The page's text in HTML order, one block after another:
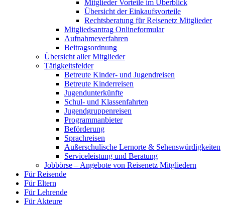
Mitglieder Vorteile im Überblick
Übersicht der Einkaufsvorteile
Rechtsberatung für Reisenetz Mitglieder
Mitgliedsantrag Onlineformular
Aufnahmeverfahren
Beitragsordnung
Übersicht aller Mitglieder
Tätigkeitsfelder
Betreute Kinder- und Jugendreisen
Betreute Kinderreisen
Jugendunterkünfte
Schul- und Klassenfahrten
Jugendgruppenreisen
Programmanbieter
Beförderung
Sprachreisen
Außerschulische Lernorte & Sehenswürdigkeiten
Serviceleistung und Beratung
Jobbörse – Angebote von Reisenetz Mitgliedern
Für Reisende
Für Eltern
Für Lehrende
Für Akteure